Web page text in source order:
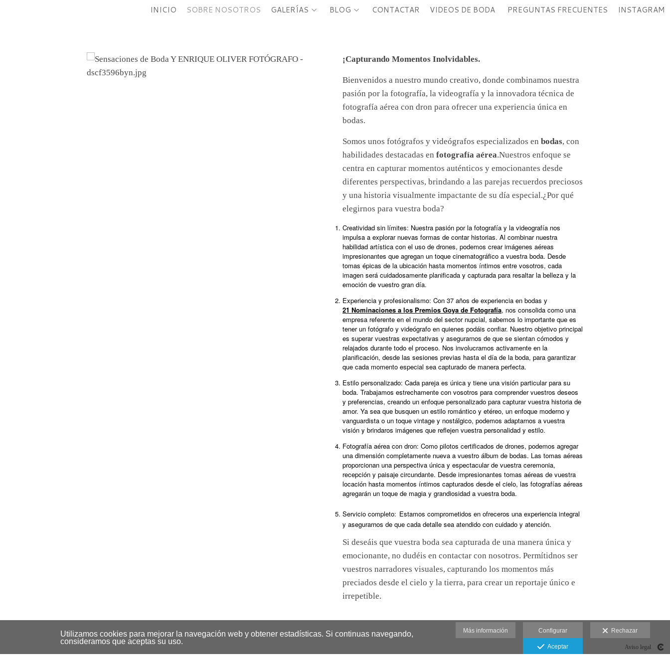
INICIO SOBRE NOSOTROS GALERÍAS BLOG CONTACTAR VIDEOS DE BODA PREGUNTAS FRECUENTES INSTAGRAM
¡Capturando Momentos Inolvidables.
Bienvenidos a nuestro mundo creativo, donde combinamos nuestra
pasión por la fotografía, la videografía y la innovadora técnica de
fotografía aérea con dron para ofrecer una experiencia única en
bodas.
Somos unos fotógrafos y videógrafos especializados en bodas, con
habilidades destacadas en fotografía aérea.Nuestros enfoque se
centra en capturar momentos auténticos y emocionantes desde
diferentes perspectivas, brindando a las parejas recuerdos preciosos
y una historia visualmente impactante de su día especial.¿Por qué
elegirnos para vuestra boda?
Creatividad sin límites: Nuestra pasión por la fotografía y la videografía nos
impulsa a explorar nuevas formas de contar historias. Al combinar nuestra
habilidad artística con el uso de drones, podemos crear imágenes aéreas
impresionantes que agregan un toque cinematográfico a vuestra boda. Desde
tomas épicas de la ubicación hasta momentos íntimos entre vosotros, cada
imagen será cuidadosamente planificada y capturada para resaltar la belleza y la
emoción de vuestro gran día.
Experiencia y profesionalismo: Con 37 años de experiencia en bodas y
21 Nominaciones a los Premios Goya de Fotografía, nos consolida como una
empresa referente en el mundo del sector nupcial, sabemos lo importante que es
tener un fotógrafo y videógrafo en quienes podáis confiar. Nuestro objetivo principal
es superar vuestras expectativas y asegurarnos de que se sientan cómodos y
relajados durante todo el proceso. Nos involucramos activamente en la
planificación, desde las sesiones previas hasta el día de la boda, para garantizar
que cada momento especial sea capturado de manera perfecta.
Estilo personalizado: Cada pareja es única y tiene una visión particular para su
boda. Trabajamos estrechamente con vosotros para comprender vuestros deseos
y preferencias, creando un enfoque personalizado para capturar vuestra historia de
amor. Ya sea que busquen un estilo romántico y etéreo, un enfoque moderno y
vanguardista o un toque vintage y nostálgico, podemos adaptarnos a vuestra
visión y brindaros imágenes que reflejen vuestra personalidad y estilo.
Fotografía aérea con dron: Como pilotos certificados de drones, podemos agregar
una dimensión completamente nueva a vuestro álbum de bodas. Las tomas aéreas
proporcionan una perspectiva única y espectacular de vuestra ceremonia,
recepción y paisaje circundante. Desde impresionantes tomas aéreas de vuestra
locación hasta momentos íntimos capturados desde el cielo, las fotografías aéreas
agregarán un toque de magia y grandiosidad a vuestra boda.
Servicio completo: Estamos comprometidos en ofreceros una experiencia integral
y asegurarnos de que cada detalle sea atendido con cuidado y atención.
Si deseáis que vuestra boda sea capturada de una manera única y
emocionante, no dudéis en contactar con nosotros. Permítidnos ser
vuestros narradores visuales, capturando los momentos más
preciados desde el cielo y la tierra, para crear un reportaje único e
irrepetible.
Aviso legal
Utilizamos cookies para mejorar la navegación web y obtener estadísticas. Si continuas navegando,
consideramos que aceptas su uso.
Más información Configurar Rechazar
Aceptar